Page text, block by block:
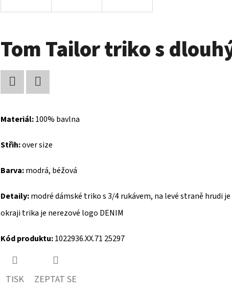
Tom Tailor triko s
Materiál:100% bavlna
Střih:over size
Barva:modrá, béžová
Detaily:modré dámské triko s 3/4 rukávem, na levé straně hrudi
okraji trika je nerezové logo DENIM
Kód produktu:1022936.XX.71 25297
TISK ZEPTAT SE